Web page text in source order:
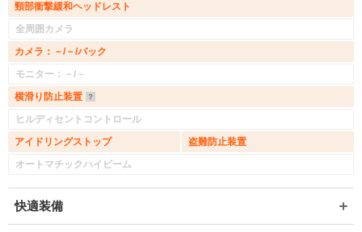
頸部衝撃緩和ヘッドレスト
全周囲カメラ
カメラ：－/－/バック
モニター：－/－
横滑り防止装置
ヒルディセントコントロール
アイドリングストップ
盗難防止装置
オートマチックハイビーム
快適装備